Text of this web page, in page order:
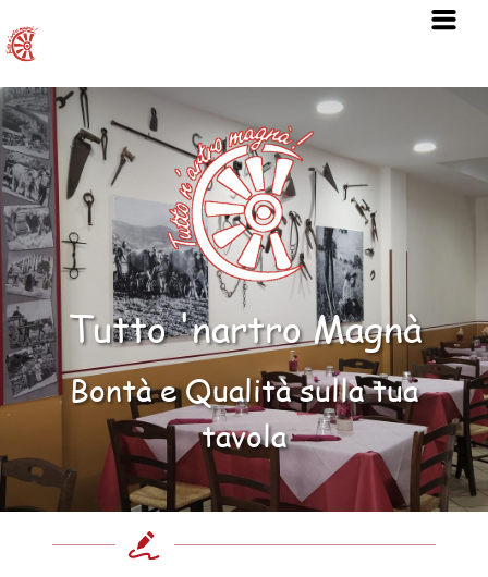
Tutto 'nartro Magnà
Bontà e Qualità sulla tua
tavola